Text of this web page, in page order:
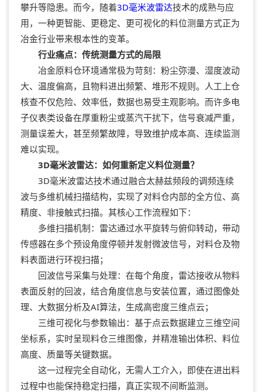
攀升等隐患。而今，随着3D毫米波雷达技术的成熟与应
用，一种更智能、更稳定、更可视化的料位测量方式正为
冶金行业带来根本性的变革。
行业痛点：传统测量方式的局限
冶金原料仓环境通常极为苛刻：粉尘弥漫、湿度波动
大、温度偏高，且物料进出频繁、堆形不规则。人工上仓
核查不仅危险、效率低，数据也易受主观影响。而许多电
子仪表类设备在厚重粉尘或蒸汽干扰下，信号衰减严重，
测量误差大，甚至频繁故障，导致维护成本高、连续监测
难以实现。
3D毫米波雷达：如何重新定义料位测量？
3D毫米波雷达技术通过融合太赫兹频段的调频连续
波与多维机械扫描结构，实现了对料仓内部的全方位、高
精度、非接触式扫描。其核心工作流程如下：
多维扫描机制：雷达通过水平旋转与俯仰转动，带动
传感器在多个预设角度停顿并发射微波信号，对料仓及物
料表面进行环视扫描；
回波信号采集与处理：在每个角度，雷达接收从物料
表面反射的回波，结合角度信息与安装位置，通过图像处
理、大数据分析及AI算法，生成高密度三维点云；
三维可视化与参数输出：基于点云数据建立三维空间
坐标系，实时呈现料仓三维图像，并精准输出体积、料位
高度、质量等关键数据。
这一过程完全自动化，无需人工介入，即使在进出料
过程中也能保持稳定扫描，真正实现不间断监测。